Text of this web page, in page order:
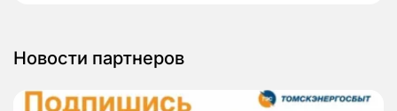
Новости партнеров